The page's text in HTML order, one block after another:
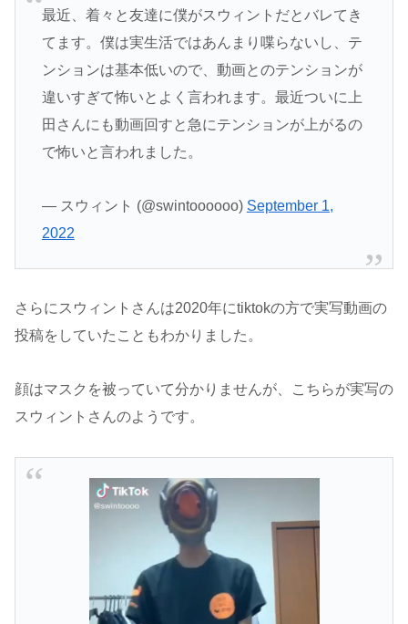
最近、着々と友達に僕がスウィントだとバレてき
てます。僕は実生活ではあんまり喋らないし、テ
ンションは基本低いので、動画とのテンションが
違いすぎて怖いとよく言われます。最近ついに上
田さんにも動画回すと急にテンションが上がるの
で怖いと言われました。
— スウィント (@swintoooooo) September 1,
2022
さらにスウィントさんは2020年にtiktokの方で実写動画の
投稿をしていたこともわかりました。
顔はマスクを被っていて分かりませんが、こちらが実写の
スウィントさんのようです。